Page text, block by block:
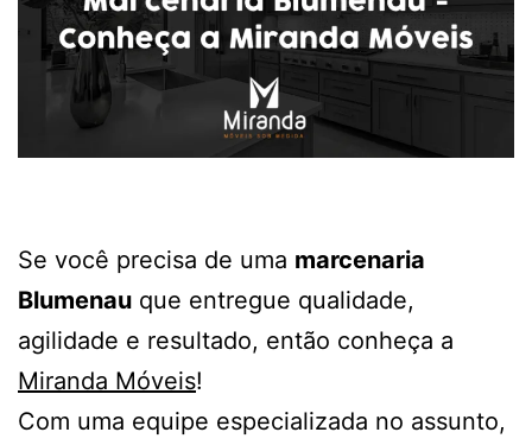
Se você precisa de uma marcenaria
Blumenau que entregue qualidade,
agilidade e resultado, então conheça a
Miranda Móveis!
Com uma equipe especializada no assunto,